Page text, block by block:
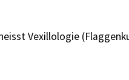
Vexillologie